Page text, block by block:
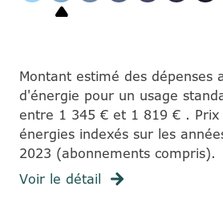
Montant estimé des dépenses
d'énergie pour un usage
entre 1 345 € et 1 819 € . Prix
énergies indexés sur les
2023 (abonnements compris).
Voir le détail